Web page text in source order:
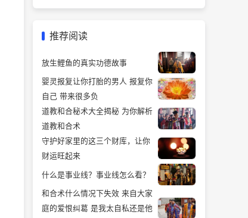
推荐阅读
放生鲤鱼的真实功德故事
婴灵报复让你打胎的男人 报复你
自己 带来很多负
道教和合秘术大全揭秘 为你解析
道教和合术
守护好家里的这三个财库，让你
财运旺起来
什么是事业线？事业线怎么看？
和合术什么情况下失效 来自大家
庭的爱恨纠葛 是我太自私还是他